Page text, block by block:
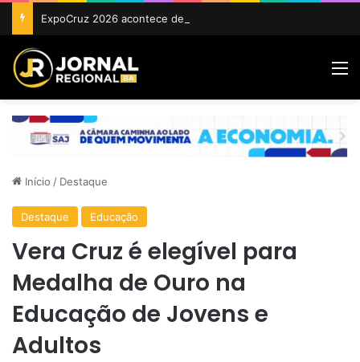
Início / Destaque
Destaque Educação
Vera Cruz é elegível para
Medalha de Ouro na
Educação de Jovens e
Adultos